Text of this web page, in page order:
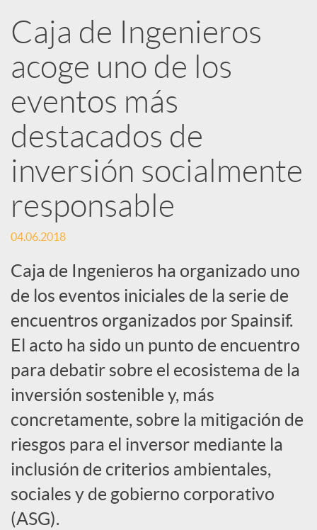
e
d
e
s
S
o
c
i
a
l
e
Caja de Ingenieros
acoge uno de los
eventos más
destacados de
inversión socialmente
responsable
04.06.2018
Caja de Ingenieros ha organizado uno
de los eventos iniciales de la serie de
encuentros organizados por Spainsif.
El acto ha sido un punto de encuentro
para debatir sobre el ecosistema de la
inversión sostenible y, más
concretamente, sobre la mitigación de
riesgos para el inversor mediante la
inclusión de criterios ambientales,
sociales y de gobierno corporativo
(ASG).